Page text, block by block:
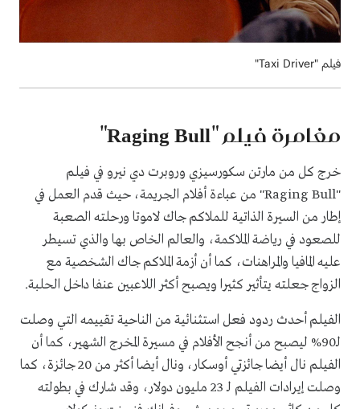
فيلم "Taxi Driver"
مغامرة فيلم "Raging Bull
"
خرج كل من مارتن سكورسيزي وروبرت دي نيرو في فيلم
"
Raging Bull" من عباءة أفلام الجريمة، حيث قدم العمل في
إطار من السيرة الذاتية للملاكم جاك لاموتا ورحلته الصعبة
للصعود في رياضة الملاكمة، والعالم الخاص بها والذي تسيطر
عليه المافيا والمراهنات، كما أن أزمة الملاكم جاك الشخصية مع
الزواج جعلته يتأثير كثيرا ويصبح أكثر اللاعبين عنفا داخل الحلبة.
الفيلم أحدث ردود فعل استثنائية من الناحية تقييمه التي وصلت
لـ90% ليصبح من أنجح الأفلام في مسيرة المخرج الشهير، كما أن
الفيلم نال أيضا جائزتي أوسكار، ونال أيضا أكثر من 20 جائزة، كما
وصلت إيرادات الفيلم لـ 23 مليون دولار، وقد شارك في بطولته